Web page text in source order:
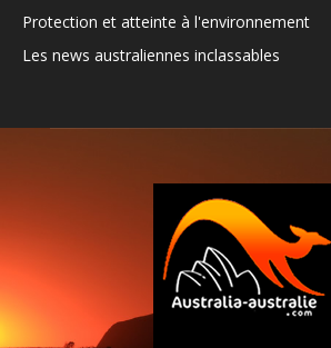
Protection et atteinte à l'environnement
Les news australiennes inclassables